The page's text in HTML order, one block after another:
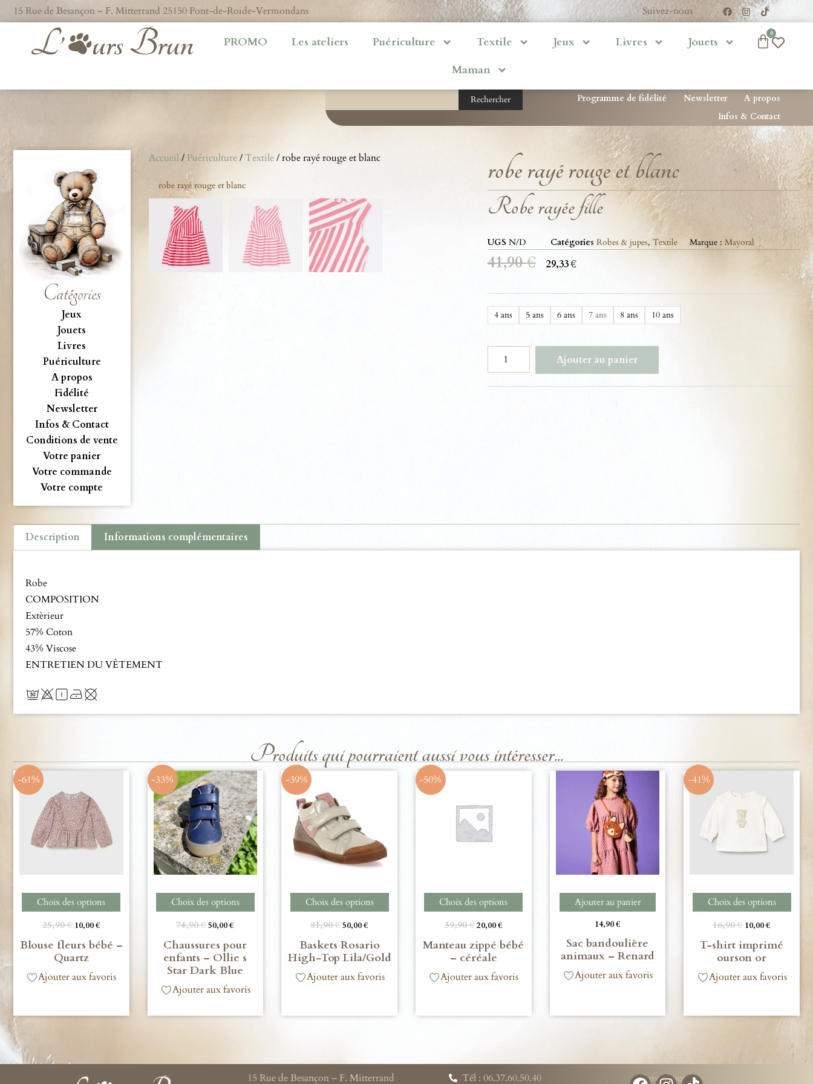
15 Rue de Besançon – F. Mitterrand 25150 Pont-de-Roide-Vermondans Suivez-nous
PROMO Les ateliers Puériculture Textile Jeux Livres
Jouets
Maman
0
Rechercher Programme de fidélité Newsletter
A propos
Infos & Contact
Catégories
Jeux
Jouets
Livres
Puériculture
A propos
Fidélité
Newsletter
Infos & Contact
Conditions de vente
Votre panier
Votre commande
Votre compte
Accueil / Puériculture/Textile/ robe rayé rouge et blanc robe rayé rouge et blanc
Robe rayée fille
UGS N/D Catégories Robes & jupes, Textile Marque :Mayoral
41,90€ 29,33€
4 ans 5 ans 6 ans 7 ans 8 ans 10 ans
Ajouter au panier
Description Informations complémentaires
Robe
COMPOSITION
Extèrieur
57% Coton
43% Viscose
ENTRETIEN DU VÊTEMENT
Produits qui pourraient aussi vous intéresser...
-61%
Choix des options
25,90€ 10,00€
Blouse fleurs bébé –
Quartz
Ajouter aux favoris
-33%
Choix des options
74,90€50,00€
Chaussures pour
enfants – Ollie s
Star Dark Blue
Ajouter aux favoris
-39%
Choix des options
81,90€50,00€
Baskets Rosario
High-Top Lila/Gold
Ajouter aux favoris
-50%
Choix des options
39,90€20,00€
Manteau zippé bébé
– céréale
Ajouter aux favoris
Ajouter au panier
14,90€
Sac bandoulière
animaux – Renard
Ajouter aux favoris
-41%
Choix des options
16,90€ 10,00€
T-shirt imprimé
ourson or
Ajouter aux favoris
15 Rue de Besançon – F. Mitterrand Tél : 06.37.60.50.40 Suivez-nous